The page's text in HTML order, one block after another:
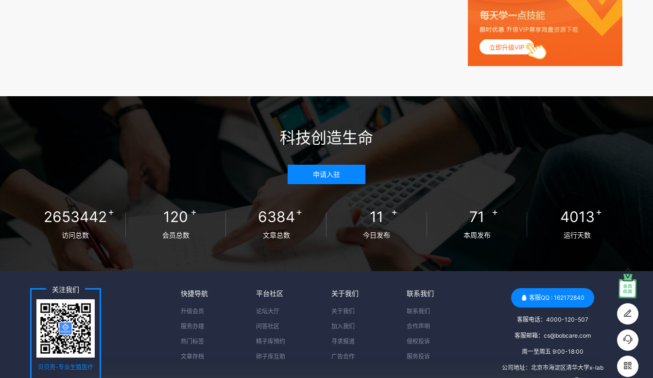
库的具体年龄要求可能有所不同。 身体质量
指数（BMI）：捐赠者的BMI通常需要在正常
范围内，以确保其身体健康状况良好。过高
的BMI可能与多种健康问题相关联，包括不孕
症和妊娠并发症。 生殖健康：捐赠者需要有
规律的月经期，无生殖障碍或异常问题。此
赠者及其家庭成员需要无严重的遗传病史、
传染病检查：捐赠者需要进行全面的传染病
检查，包括乙肝、丙肝、HIV、梅毒等。这些
检查旨在确保捐赠者未携带任何可传染给受
卵者的病原体。 药物与生活习惯：捐赠者需
要是非尼古丁使用者、非吸烟者、非吸毒
者，并且未使用可能影响卵子质量的药物，
如某些精神药物和避孕植入物。 学历与心理
标准 学历要求：部分卵子库对捐赠者的学历
为捐赠者，但这并不是绝对的筛选条件。 心
估，以确定其对捐赠过程的态度、理解可能
遇到的问题以及未来与受卵者的关系。这有
助于确保捐赠者在捐赠过程中保持积极的心
态，并理解其捐赠行为的意义。 其他标准 责
尊重预约和时间表。这有助于确保捐赠周期
立即升级VIP
科技创造生命
申请入驻
2653442 +
访问总数
120+
会员总数
6384+
文章总数
11 +
今日发布
71 +
本周发布
4013 +
运行天数
关注我们
贝贝壳-专业生殖医疗
快捷导航
升级会员
服务办理
热门标签
文章存档
平台社区
论坛大厅
问答社区
精子库预约
卵子库互助
关于我们
关于我们
加入我们
寻求报道
广告合作
联系我们
联系我们
合作声明
侵权投诉
服务投诉
客服QQ : 162172840
客服电话：4000-120-507
客服邮箱：cs@bobcare.com
周一至周五 9:00-18:00
公司地址：北京市海淀区清华大学x-lab